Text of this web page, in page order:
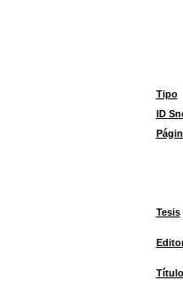
Tipo
ID
Tesis